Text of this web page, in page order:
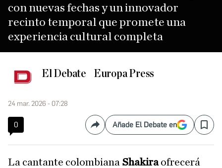
con nuevas fechas y un innovador
recinto temporal que promete una
experiencia cultural completa
El Debate Europa Press
24 mar. 2026 - 07:28
0 CompartirAñade El Debate en Save
La cantante colombiana Shakiraofrecerá